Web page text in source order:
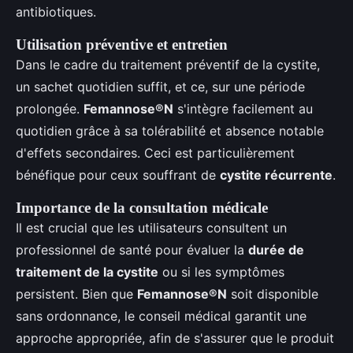
antibiotiques.
Utilisation préventive et entretien
Dans le cadre du traitement préventif de la cystite,
un sachet quotidien suffit, et ce, sur une période
prolongée. Femannose®N s'intègre facilement au
quotidien grâce à sa tolérabilité et absence notable
d'effets secondaires. Ceci est particulièrement
bénéfique pour ceux souffrant de cystite récurrente.
Importance de la consultation médicale
Il est crucial que les utilisateurs consultent un
professionnel de santé pour évaluer la durée de
traitement de la cystite ou si les symptômes
persistent. Bien que Femannose®N soit disponible
sans ordonnance, le conseil médical garantit une
approche appropriée, afin de s'assurer que le produit